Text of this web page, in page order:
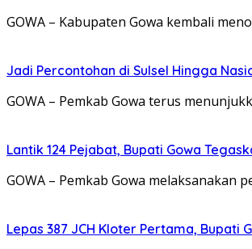
GOWA – Kabupaten Gowa kembali
Jadi Percontohan di Sulsel Hingga
GOWA – Pemkab Gowa terus
Lantik 124 Pejabat, Bupati Gowa
GOWA – Pemkab Gowa
Lepas 387 JCH Kloter Pertama, Bupati